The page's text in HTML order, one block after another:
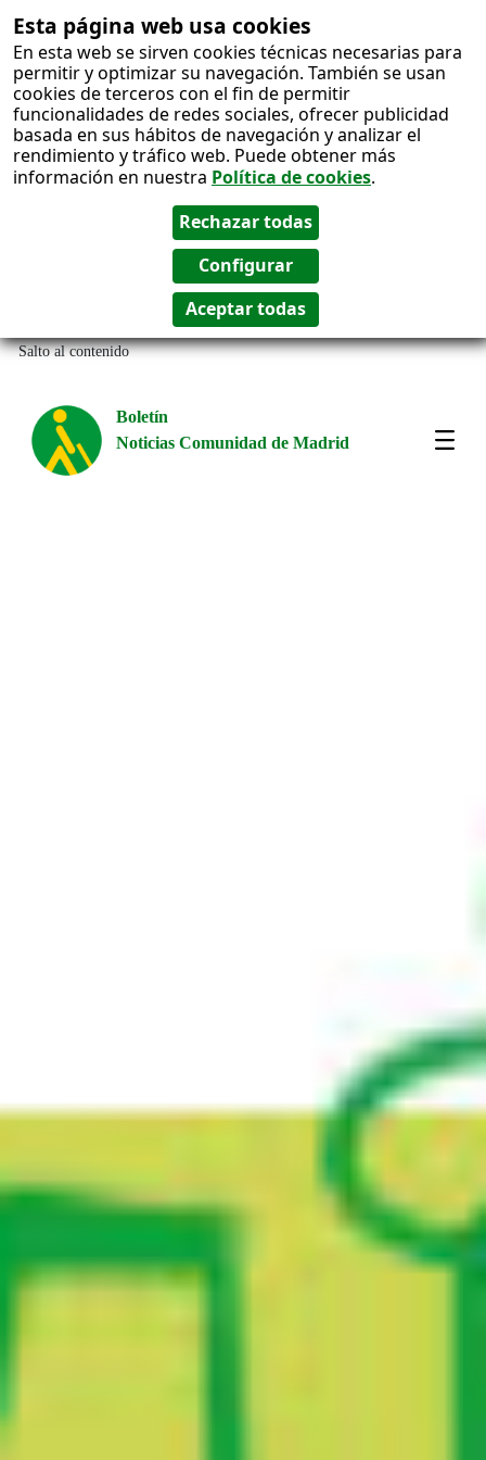
Esta página web usa cookies
En esta web se sirven cookies técnicas necesarias para
permitir y optimizar su navegación. También se usan
cookies de terceros con el fin de permitir
funcionalidades de redes sociales, ofrecer publicidad
basada en sus hábitos de navegación y analizar el
rendimiento y tráfico web. Puede obtener más
información en nuestra Política de cookies.
Salto al contenido
Boletín
Noticias Comunidad de Madrid